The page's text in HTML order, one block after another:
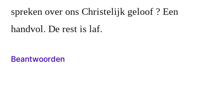
spreken over ons Christelijk geloof ? Een
handvol. De rest is laf.
Beantwoorden